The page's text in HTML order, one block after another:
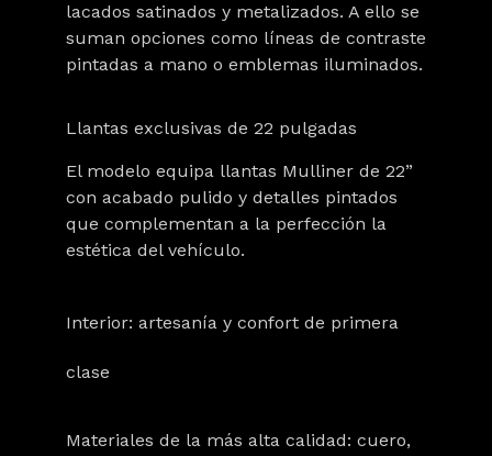
lacados satinados y metalizados. A ello se
suman opciones como líneas de contraste
pintadas a mano o emblemas iluminados.
Llantas exclusivas de 22 pulgadas
El modelo equipa llantas Mulliner de 22”
con acabado pulido y detalles pintados
que complementan a la perfección la
estética del vehículo.
Interior: artesanía y confort de primera
clase
Materiales de la más alta calidad: cuero,